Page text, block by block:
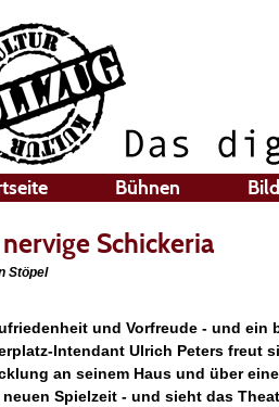
Bühnen
Schickeria
Stöpel
und Vorfreude - und ein
Intendant Ulrich Peters freut
an seinem Haus und über
neuen Spielzeit - und sieht das